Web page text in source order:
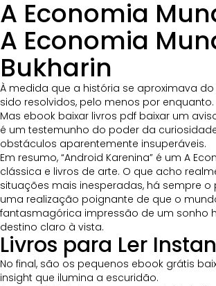
A Economia
A Economia
Bukharin
À medida que a história se aproximava
sido resolvidos, pelo menos por
Mas ebook baixar livros pdf baixar um
é um testemunho do poder da
obstáculos aparentemente insuperáveis.
Em resumo, “Android Karenina” é um A
clássica e livros de arte. O que acho
situações mais inesperadas, há sempre
uma realização poignante de que o
fantasmagórica impressão de um sonho
destino claro à vista.
Livros para Ler
No final, são os pequenos ebook grátis
insight que ilumina a escuridão.